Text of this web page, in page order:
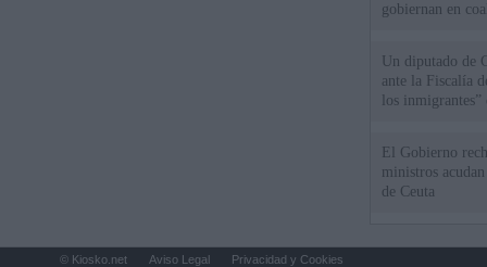
gobiernan en
Un diputado de
ante la Fiscalía
los inmigrantes”
El Gobierno
ministros
de Ceuta
© Kiosko.net Aviso Legal Privacidad y Cookies